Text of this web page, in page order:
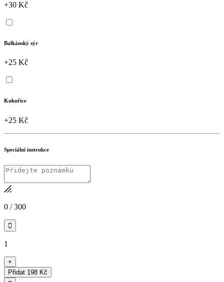
+30 Kč
Balkánský sýr
+25 Kč
Kukuřice
+25 Kč
Speciální instrukce
0 /300

1
+
Přidat 198 Kč